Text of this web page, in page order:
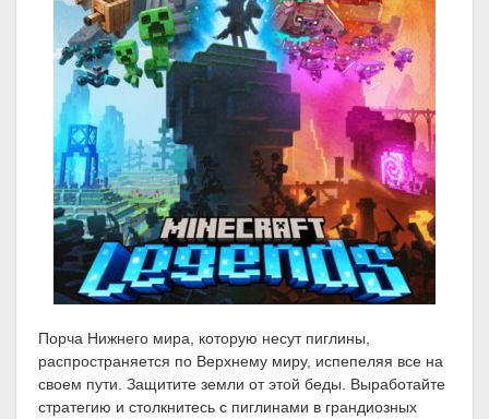
Порча Нижнего мира, которую несут пиглины,
распространяется по Верхнему миру, испепеляя все на
своем пути. Защитите земли от этой беды. Выработайте
стратегию и столкнитесь с пиглинами в грандиозных